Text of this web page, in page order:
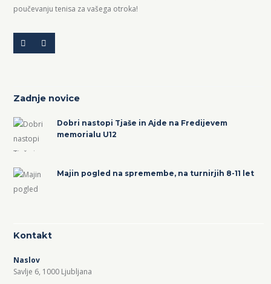
poučevanju tenisa za vašega otroka!
Zadnje novice
Dobri nastopi Tjaše in Ajde na Fredijevem
memorialu U12
Majin pogled na spremembe, na turnirjih 8-11 let
Kontakt
Naslov
Savlje 6, 1000 Ljubljana